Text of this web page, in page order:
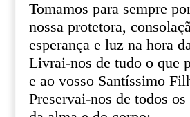
Tomamos para sempre
nossa protetora,
esperança e luz na hora
Livrai-nos de tudo o que
e ao vosso Santíssimo
Preservai-nos de todos os